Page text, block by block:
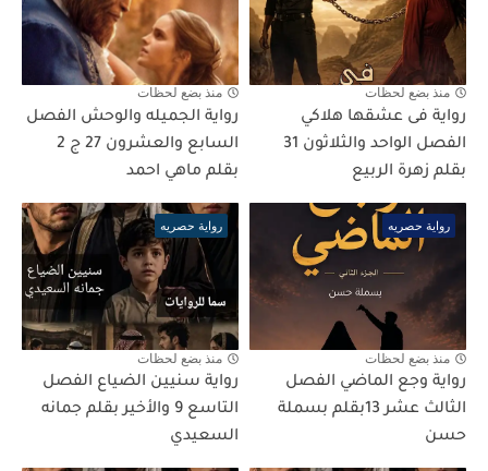
منذ بضع لحظات
رواية فى عشقها هلاكي
الفصل الواحد والثلاثون 31
بقلم زهرة الربيع
منذ بضع لحظات
رواية الجميله والوحش الفصل
السابع والعشرون 27 ج 2
بقلم ماهي احمد
رواية حصريه
منذ بضع لحظات
رواية وجع الماضي الفصل
الثالث عشر 13بقلم بسملة
حسن
رواية حصريه
منذ بضع لحظات
رواية سنيين الضياع الفصل
التاسع 9 والأخير بقلم جمانه
السعيدي